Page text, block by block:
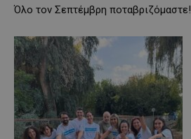
Όλο τον Σεπτέμβρη ποταβριζόμαστε!